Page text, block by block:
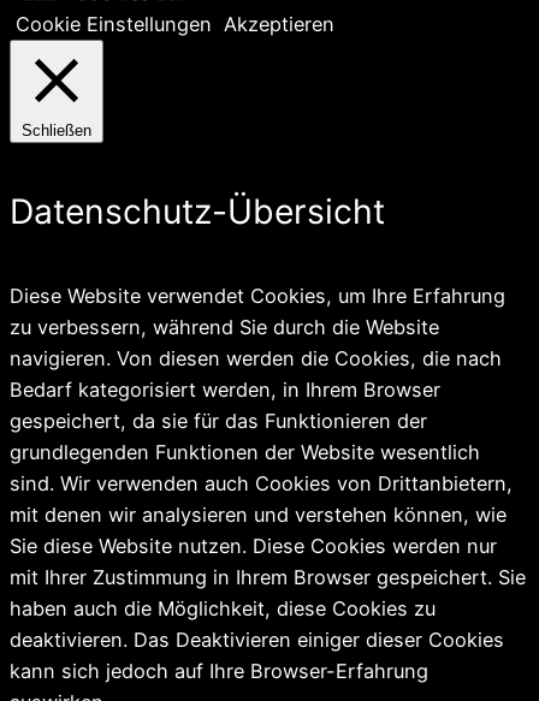
Cookie Einstellungen Akzeptieren
Schließen
Datenschutz-Übersicht
Diese Website verwendet Cookies, um Ihre Erfahrung
zu verbessern, während Sie durch die Website
navigieren. Von diesen werden die Cookies, die nach
Bedarf kategorisiert werden, in Ihrem Browser
gespeichert, da sie für das Funktionieren der
grundlegenden Funktionen der Website wesentlich
sind. Wir verwenden auch Cookies von Drittanbietern,
mit denen wir analysieren und verstehen können, wie
Sie diese Website nutzen. Diese Cookies werden nur
mit Ihrer Zustimmung in Ihrem Browser gespeichert. Sie
haben auch die Möglichkeit, diese Cookies zu
deaktivieren. Das Deaktivieren einiger dieser Cookies
kann sich jedoch auf Ihre Browser-Erfahrung